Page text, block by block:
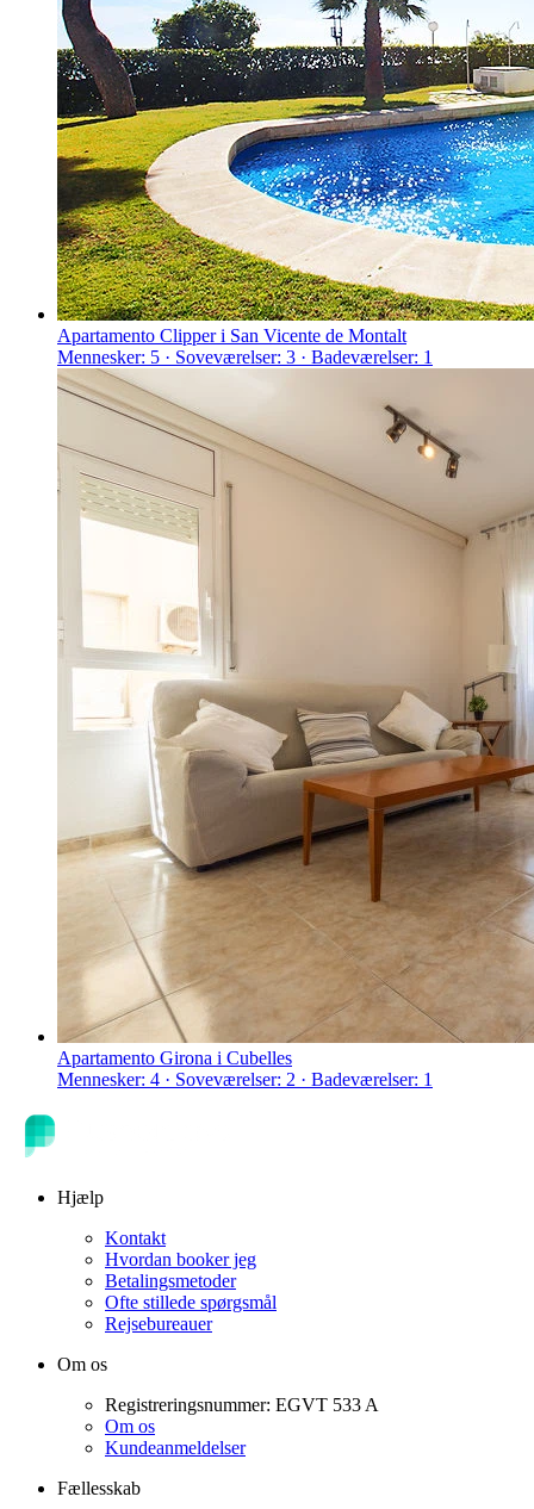
Apartamento Clipper i San Vicente de Montalt
Mennesker: 5 · Soveværelser: 3 · Badeværelser: 1
Apartamento Girona i Cubelles
Mennesker: 4 · Soveværelser: 2 · Badeværelser: 1
Hjælp
Kontakt
Hvordan booker jeg
Betalingsmetoder
Ofte stillede spørgsmål
Rejsebureauer
Om os
Registreringsnummer: EGVT 533 A
Om os
Kundeanmeldelser
Fællesskab